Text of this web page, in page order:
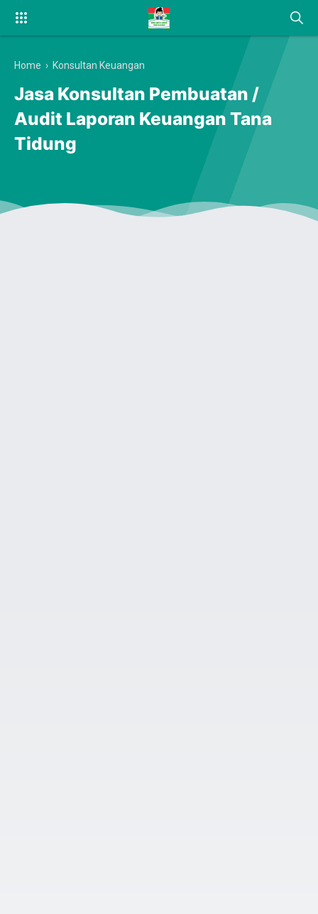
Home › Konsultan Keuangan
Jasa Konsultan Pembuatan /
Audit Laporan Keuangan Tana
Tidung